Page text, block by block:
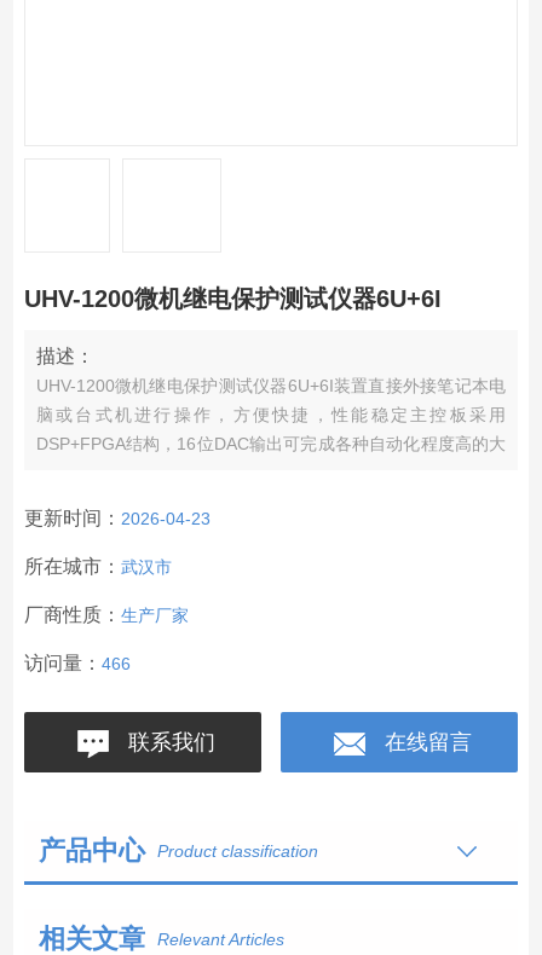
UHV-1200微机继电保护测试仪器6U+6I
描述：
UHV-1200微机继电保护测试仪器6U+6I装置直接外接笔记本电
脑或台式机进行操作，方便快捷，性能稳定主控板采用
DSP+FPGA结构，16位DAC输出可完成各种自动化程度高的大
更新时间： 2026-04-23
所在城市： 武汉市
厂商性质： 生产厂家
访问量： 466
联系我们 在线留言
产品中心 Product classification
相关文章 Relevant Articles